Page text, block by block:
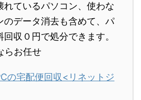
れているパソコン、使わな
のデータ消去も含めて、パ
収０円で処分できます。
らお任せ
の宅配便回収<リネットジ